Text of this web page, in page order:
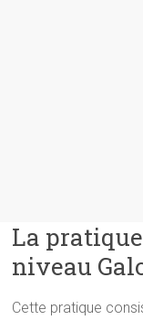
La
niveau
Cette pratique